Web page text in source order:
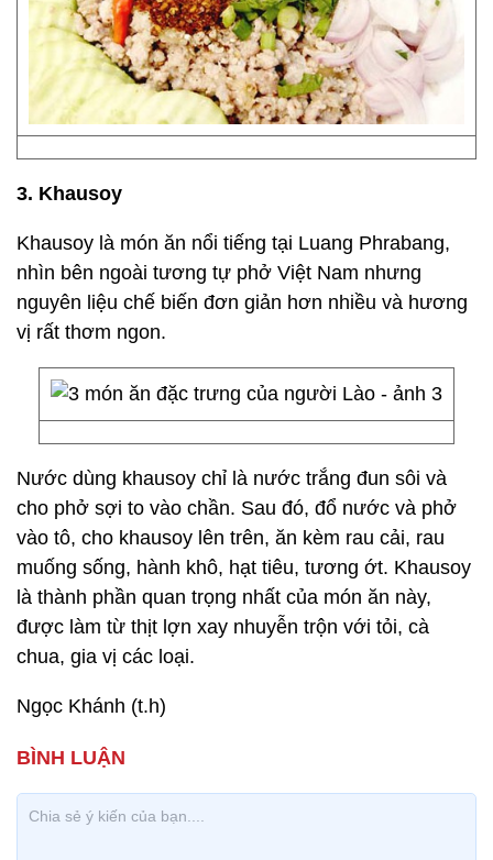
3. Khausoy
Khausoy là món ăn nổi tiếng tại Luang Phrabang,
nhìn bên ngoài tương tự phở Việt Nam nhưng
nguyên liệu chế biến đơn giản hơn nhiều và hương
vị rất thơm ngon.
Nước dùng khausoy chỉ là nước trắng đun sôi và
cho phở sợi to vào chần. Sau đó, đổ nước và phở
vào tô, cho khausoy lên trên, ăn kèm rau cải, rau
muống sống, hành khô, hạt tiêu, tương ớt. Khausoy
là thành phần quan trọng nhất của món ăn này,
được làm từ thịt lợn xay nhuyễn trộn với tỏi, cà
chua, gia vị các loại.
Ngọc Khánh (t.h)